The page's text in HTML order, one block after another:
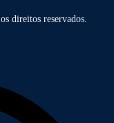
direitos reservados.